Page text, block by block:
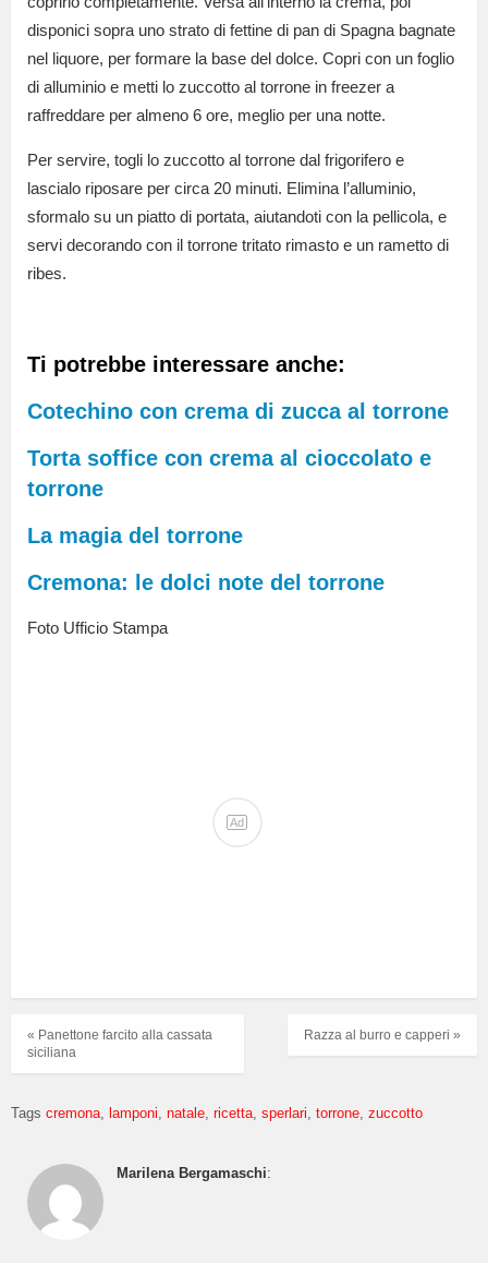
disponici sopra uno strato di fettine di pan di Spagna bagnate
nel liquore, per formare la base del dolce. Copri con un foglio
di alluminio e metti lo zuccotto al torrone in freezer a
raffreddare per almeno 6 ore, meglio per una notte.
Per servire, togli lo zuccotto al torrone dal frigorifero e
lascialo riposare per circa 20 minuti. Elimina l’alluminio,
sformalo su un piatto di portata, aiutandoti con la pellicola, e
servi decorando con il torrone tritato rimasto e un rametto di
ribes.
Ti potrebbe interessare anche:
Cotechino con crema di zucca al torrone
Torta soffice con crema al cioccolato e
torrone
La magia del torrone
Cremona: le dolci note del torrone
Foto Ufficio Stampa
Ad
Razza al burro e capperi »
« Panettone farcito alla cassata
siciliana
Tags cremona lamponi natale ricetta sperlari torrone zuccotto
Marilena Bergamaschi: